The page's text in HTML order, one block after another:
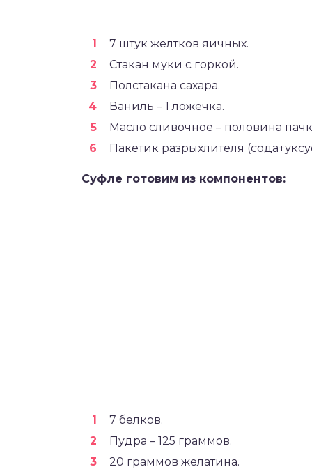
7 штук желтков яичных.
Стакан муки с горкой.
Полстакана сахара.
Ваниль – 1 ложечка.
Масло сливочное – половина
Пакетик разрыхлителя
Суфле готовим из компонентов:
7 белков.
Пудра – 125 граммов.
20 граммов желатина.